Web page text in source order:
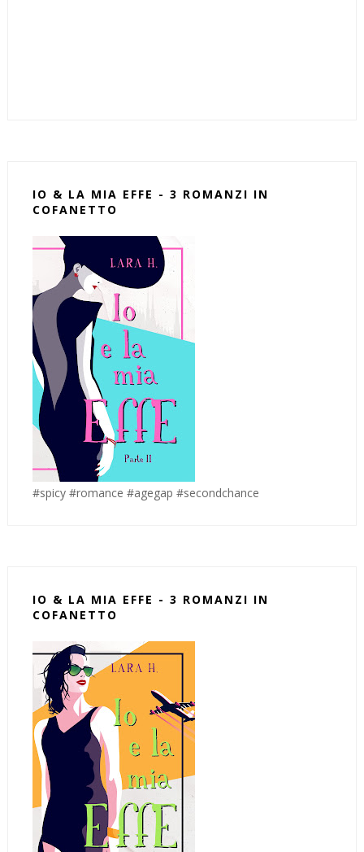
IO & LA MIA EFFE - 3 ROMANZI IN
COFANETTO
#spicy #romance #agegap #secondchance
IO & LA MIA EFFE - 3 ROMANZI IN
COFANETTO